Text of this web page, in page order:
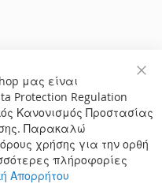
μας είναι
Protection Regulation
Κανονισμός Προστασίας
Παρακαλώ
χρήσης για την ορθή
πλήροφορίες
Απορρήτου